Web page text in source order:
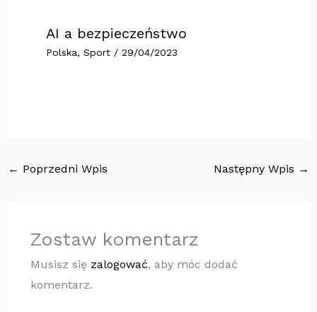
AI a bezpieczeństwo
Polska, Sport/ 29/04/2023
← Poprzedni Wpis Następny Wpis →
Zostaw komentarz
Musisz się zalogować, aby móc dodać
komentarz.